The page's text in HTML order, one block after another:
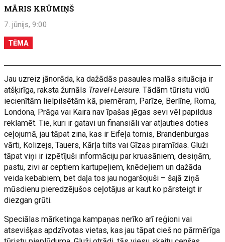
MĀRIS KRŪMIŅŠ
7. jūnijs, 9:00
TĒMA
Jau uzreiz jānorāda, ka dažādās pasaules malās situācija ir
atšķirīga, raksta žurnāls Travel+Leisure. Tādām tūristu vidū
iecienītām lielpilsētām kā, piemēram, Parīze, Berlīne, Roma,
Londona, Prāga vai Kaira nav īpašas jēgas sevi vēl papildus
reklamēt. Tie, kuri ir gatavi un finansiāli var atļauties doties
ceļojumā, jau tāpat zina, kas ir Eifeļa tornis, Brandenburgas
vārti, Kolizejs, Tauers, Kārļa tilts vai Gīzas piramīdas. Gluži
tāpat viņi ir izpētījuši informāciju par kruasāniem, desiņām,
pastu, zivi ar ceptiem kartupeļiem, knēdeļiem un dažāda
veida kebabiem, bet daļa tos jau nogaršojuši – šajā ziņā
mūsdienu pieredzējušos ceļotājus ar kaut ko pārsteigt ir
diezgan grūti.
Speciālas mārketinga kampaņas nerīko arī reģioni vai
atsevišķas apdzīvotas vietas, kas jau tāpat cieš no pārmērīga